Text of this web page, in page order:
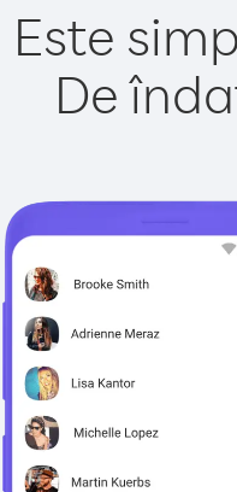
Este
De